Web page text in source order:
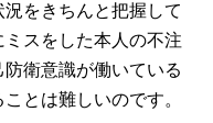
をきちんと把握して
スをした本人の不注
衛意識が働いている
とは難しいのです。